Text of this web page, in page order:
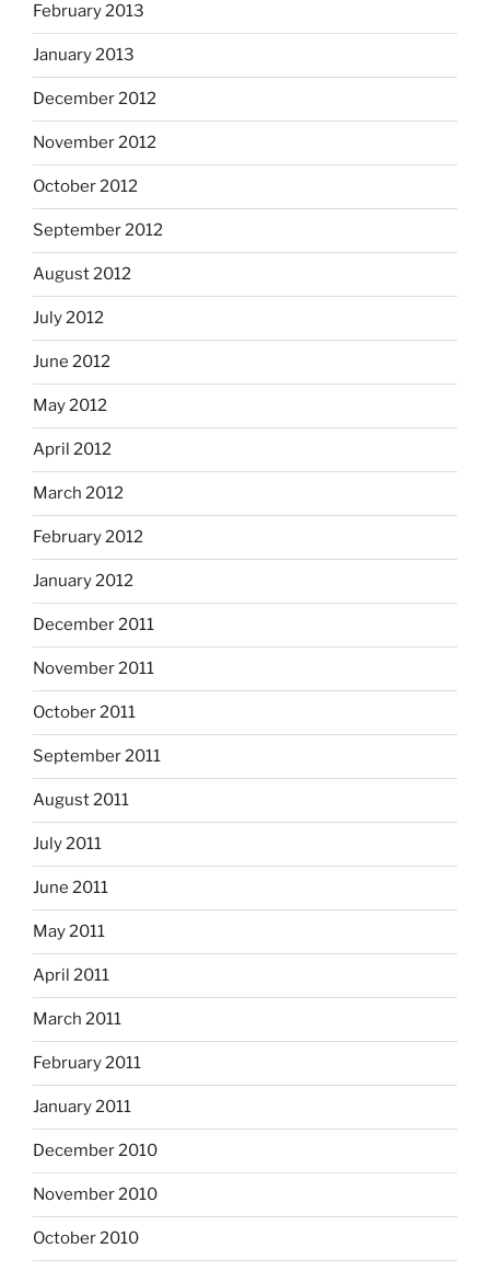
February 2013
January 2013
December 2012
November 2012
October 2012
September 2012
August 2012
July 2012
June 2012
May 2012
April 2012
March 2012
February 2012
January 2012
December 2011
November 2011
October 2011
September 2011
August 2011
July 2011
June 2011
May 2011
April 2011
March 2011
February 2011
January 2011
December 2010
November 2010
October 2010